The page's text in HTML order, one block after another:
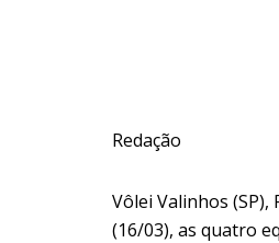
Redação
Vôlei Valinhos
(16/03), as quatro